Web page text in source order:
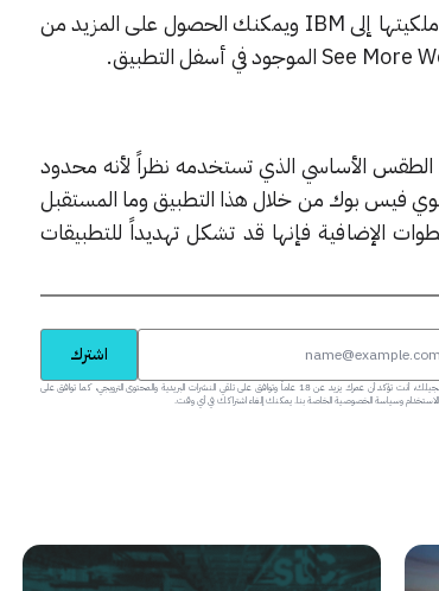
يعمل هذا التطبيق بواسطة خدمة Weather.com التي تعود ملكيتها إلى IBM ويمكنك الحصول على المزيد من
الأساسي الذي تستخدمه نظراً لأنه محدود
فيس بوك من خلال هذا التطبيق وما المستقبل
الإضافية فإنها قد تشكل تهديداً للتطبيقات
اشترك
عبر تسجيلك، أنت تؤكد أن عمرك يزيد عن 18 عاماً وتوافق على تلقي النشرات البريدية والمحتوى الترويجي، كما توافق على
وسياسة الخصوصية الخاصة بنا. يمكنك إلغاء اشتراكك في أي وقت.